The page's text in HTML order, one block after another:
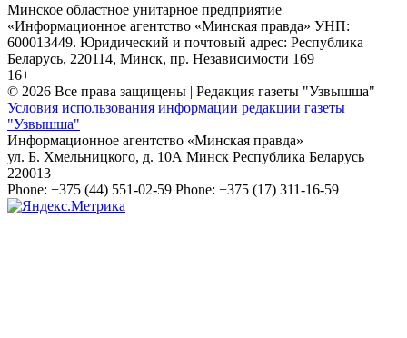
Минское областное унитарное предприятие
«Информационное агентство «Минская правда» УНП:
600013449. Юридический и почтовый адрес: Республика
Беларусь, 220114, Минск, пр. Независимости 169
16+
© 2026 Все права защищены | Редакция газеты "Узвышша"
Условия использования информации редакции газеты
"Узвышша"
Информационное агентство «Минская правда»
ул. Б. Хмельницкого, д. 10А Минск Республика Беларусь
220013
Phone: +375 (44) 551-02-59 Phone: +375 (17) 311-16-59